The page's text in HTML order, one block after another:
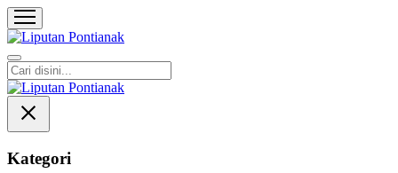
Liputan Pontianak
Berita Terkini dan TerUpdate
Kategori